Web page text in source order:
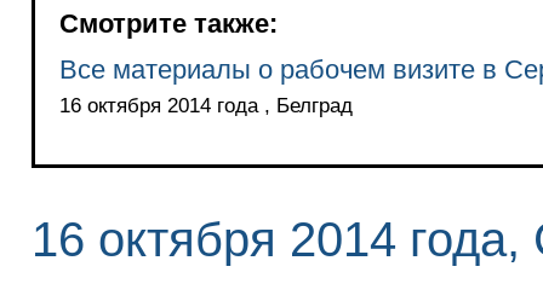
Смотрите также:
Все материалы о рабочем визите в
16 октября 2014 года , Белград
16 октября 2014